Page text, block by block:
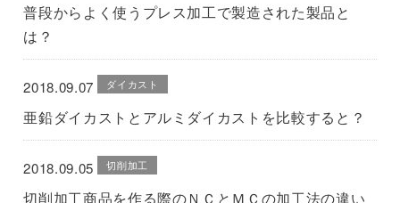
普段からよく使うプレス加工で製造された製品と
は？
2018.09.07 ダイカスト
亜鉛ダイカストとアルミダイカストを比較すると？
2018.09.05 切削加工
切削加工商品を作る際のＮＣとＭＣの加工法の違い